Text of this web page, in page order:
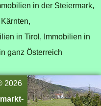
in der Steiermark,
in Tirol, Immobilien in
ganz Österreich
2026